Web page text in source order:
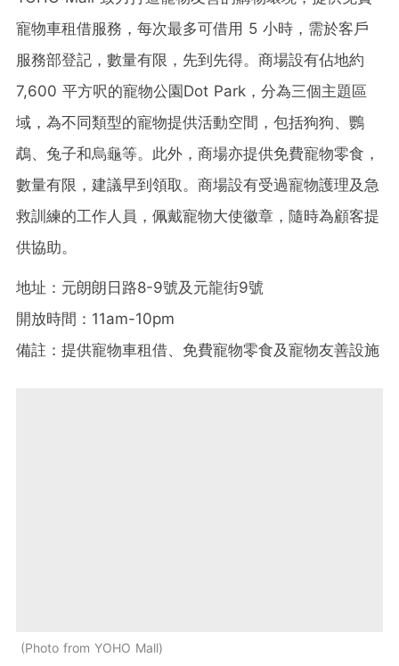
寵物車租借服務，每次最多可借用 5 小時，需於客戶
服務部登記，數量有限，先到先得。 商場設有佔地約
7,600 平方呎的寵物公園Dot Park，分為三個主題區
域，為不同類型的寵物提供活動空間，包括狗狗、鸚
鵡、兔子和烏龜等。 此外，商場亦提供免費寵物零食，
數量有限，建議早到領取。商場設有受過寵物護理及急
救訓練的工作人員，佩戴寵物大使徽章，隨時為顧客提
供協助。
地址： 元朗朗日路8-9號及元龍街9號
開放時間： 11am-10pm
備註： 提供寵物車租借、免費寵物零食及寵物友善設施
Photo from YOHO Mall